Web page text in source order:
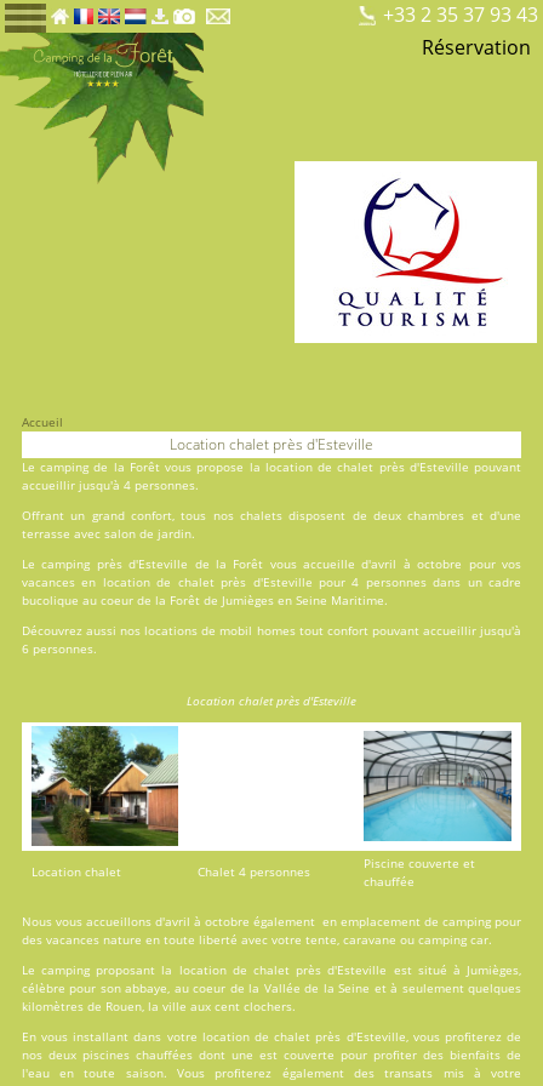
+33 2 35 37 93 43
Réservation
Accueil
Location chalet près d'Esteville
Lecamping de la Forêtvous propose la location de chalet près d'Esteville pouvant
accueillir jusqu'à 4 personnes.
Offrant un grand confort, tous nos chalets disposent de deux chambres et d'une
terrasse avec salon de jardin.
Le camping près d'Esteville de la Forêt vous accueille d'avril à octobre pour vos
vacances en locationde chalet près d'Esteville pour 4 personnes dans un cadre
bucolique au coeur de la Forêt de Jumièges en Seine Maritime.
Découvrez aussi nos locations de mobil homestout confort pouvant accueillir jusqu'à
6 personnes.
Location chalet près d'Esteville
Location chalet Chalet 4 personnes
Piscine couverte et
chauffée
Nous vous accueillons d'avril à octobre également en emplacement de camping pour
des vacances nature en toute liberté avec votre tente, caravane ou camping car.
Le camping proposant la location de chalet près d'Esteville est situé à Jumièges,
célèbre pour son abbaye, au coeur de la Vallée de la Seine et à seulement quelques
kilomètres de Rouen, la ville aux cent clochers.
En vous installant dans votre location de chalet près d'Esteville, vous profiterez de
nos deux piscineschauffées dont une est couverte pour profiter des bienfaits de
l'eau en toute saison. Vous profiterez également des transats mis à votre